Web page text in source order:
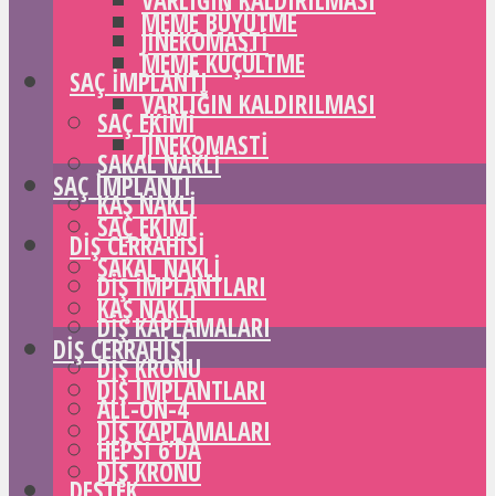
JINEKOMASTI
SAÇ IMPLANTI
SAÇ EKIMI
SAKAL NAKLI
KAŞ NAKLI
DIŞ CERRAHISI
DIŞ IMPLANTLARI
DIŞ KAPLAMALARI
DIŞ KRONU
ALL-ON-4
HEPSI 6’DA
MEME BÜYÜTME
MEME KÜÇÜLTME
VARLIĞIN KALDIRILMASI
JINEKOMASTI
SAÇ IMPLANTI
SAÇ EKIMI
SAKAL NAKLI
KAŞ NAKLI
DIŞ CERRAHISI
DIŞ IMPLANTLARI
DIŞ KAPLAMALARI
DIŞ KRONU